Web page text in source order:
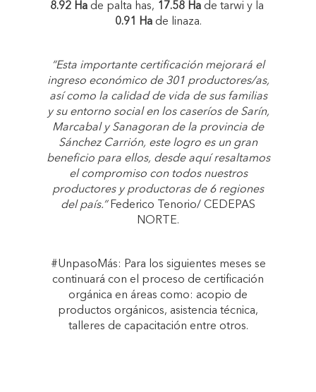
8.92 Hade palta has, 17.58 Hade tarwi y la
0.91 Hade linaza.
“Esta importante certificación mejorará el
ingreso económico de 301 productores/as,
así como la calidad de vida de sus familias
y su entorno social en los caseríos de Sarín,
Marcabal y Sanagoran de la provincia de
Sánchez Carrión, este logro es un gran
beneficio para ellos, desde aquí resaltamos
el compromiso con todos nuestros
productores y productoras de 6 regiones
del país.”Federico Tenorio/ CEDEPAS
NORTE.
#UnpasoMás: Para los siguientes meses se
continuará con el proceso de certificación
orgánica en áreas como: acopio de
productos orgánicos, asistencia técnica,
talleres de capacitación entre otros.